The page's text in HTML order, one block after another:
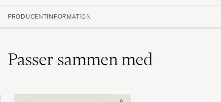
PRODUCENTINFORMATION
Passer sammen med